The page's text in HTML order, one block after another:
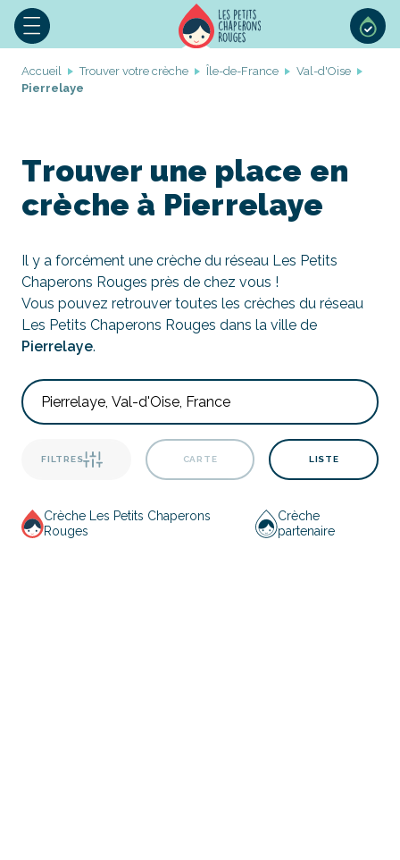
Accueil Trouver votre crèche Île-de-France
Val-d'Oise
Pierrelaye
Trouver une place en
crèche à Pierrelaye
Il y a forcément une crèche du réseau Les Petits
Chaperons Rouges près de chez vous !
Vous pouvez retrouver toutes les crèches du réseau
Les Petits Chaperons Rouges dans la ville de
Pierrelaye.
FILTRES CARTE LISTE
Crèche Les Petits Chaperons
Rouges
Crèche
partenaire